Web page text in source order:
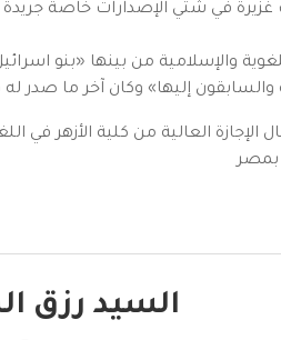
في شتي الإصدارات خاصة جريدة
والإسلامية من بينها «بنو
إليها» وكان آخر ما صدر له
العالية من كلية الأزهر في
السيد رزق